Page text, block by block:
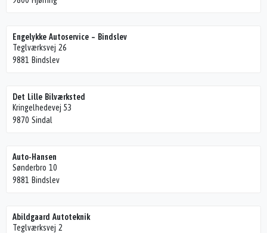
Engelykke Autoservice – Bindslev
Teglværksvej 26
9881 Bindslev
Det Lille Bilværksted
Kringelhedevej 53
9870 Sindal
Auto-Hansen
Sønderbro 10
9881 Bindslev
Abildgaard Autoteknik
Teglværksvej 2